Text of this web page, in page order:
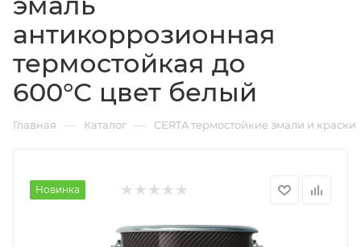
антикоррозионная
термостойкая до
600°С цвет белый
Главная — Каталог — CERTA термостойкие эмали и краски
Новинка